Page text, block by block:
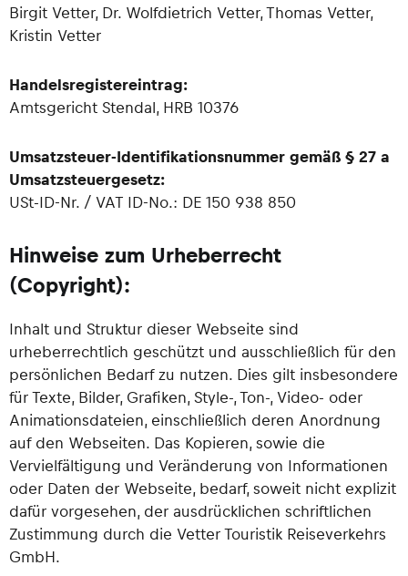
Birgit Vetter, Dr. Wolfdietrich Vetter, Thomas Vetter,
Kristin Vetter
Handelsregistereintrag:
Amtsgericht Stendal, HRB 10376
Umsatzsteuer-Identifikationsnummer gemäß § 27 a
Umsatzsteuergesetz:
USt-ID-Nr. / VAT ID-No.: DE 150 938 850
Hinweise zum Urheberrecht
(Copyright):
Inhalt und Struktur dieser Webseite sind
urheberrechtlich geschützt und ausschließlich für den
persönlichen Bedarf zu nutzen. Dies gilt insbesondere
für Texte, Bilder, Grafiken, Style-, Ton-, Video- oder
Animationsdateien, einschließlich deren Anordnung
auf den Webseiten. Das Kopieren, sowie die
Vervielfältigung und Veränderung von Informationen
oder Daten der Webseite, bedarf, soweit nicht explizit
dafür vorgesehen, der ausdrücklichen schriftlichen
Zustimmung durch die Vetter Touristik Reiseverkehrs
GmbH.